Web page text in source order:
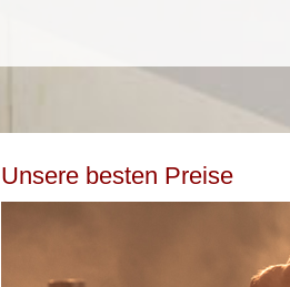
Unsere besten Preise